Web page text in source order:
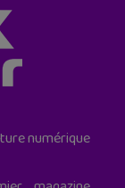
numérique